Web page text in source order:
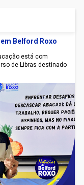
Belford Roxo
está com
de Libras destinado